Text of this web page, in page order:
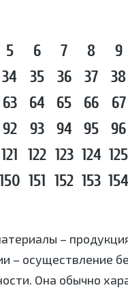
5 6 7 8 9
34 35 36 37 38
63 64 65 66 67
92 93 94 95 96
121 122 123 124 125
150 151 152 153 154
–
– осуществление
Она обычно